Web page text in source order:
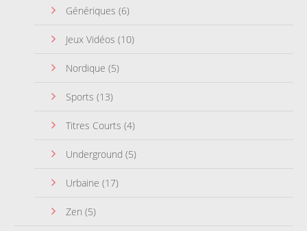
Génériques (6)
Jeux Vidéos (10)
Nordique (5)
Sports (13)
Titres Courts (4)
Underground (5)
Urbaine (17)
Zen (5)